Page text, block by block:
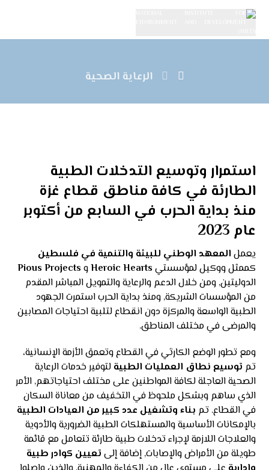
الرعاية الصحية
استمرار وتوسيع التدخلات الطبية
الطارئة في كافة مناطق قطاع غزة
منذ بداية الحرب في السابع من أكتوبر
عام 2023
يعمل المعهد الوطني للبيئة والتنمية في فلسطين
كممثل ووكيل لمؤسستيHeroic HeartsوPious Projects
الدوليتين, ومن خلال الدعم والرعاية والتمويل المباشر المقدم
من المؤسسات الشريكة, ومنذ بداية الحرب استمرت الجهود
الطبية الواسعة والمركزة دون انقطاع لتلبية احتياجات المصابين
والمرضى في مختلف المناطق.
ومع تطور الوضع الكارثي في القطاع وتعمق الأزمة الإنسانية،
تم توسيع نطاق العمليات الطبية لتوفير خدمات الرعاية
الصحية العاجلة لكافة المواطنين على مختلف احتياجاتهم, الأمر
الذي ساهم وبشكل ملحوظ في التخفيف من معاناة السكان
في القطاع. تم بناء وتشغيل عدد كبير من العيادات الطبية
بالإمكانات الأساسية والمستهلكات الطبية الضرورية والأدوية
والعلاجات اللازمة لإجراء تدخلات طبية طارئة تتعامل مع قائمة
طويلة من الأمراض والإصابات, إضافة إلى تعيين كوادر طبية